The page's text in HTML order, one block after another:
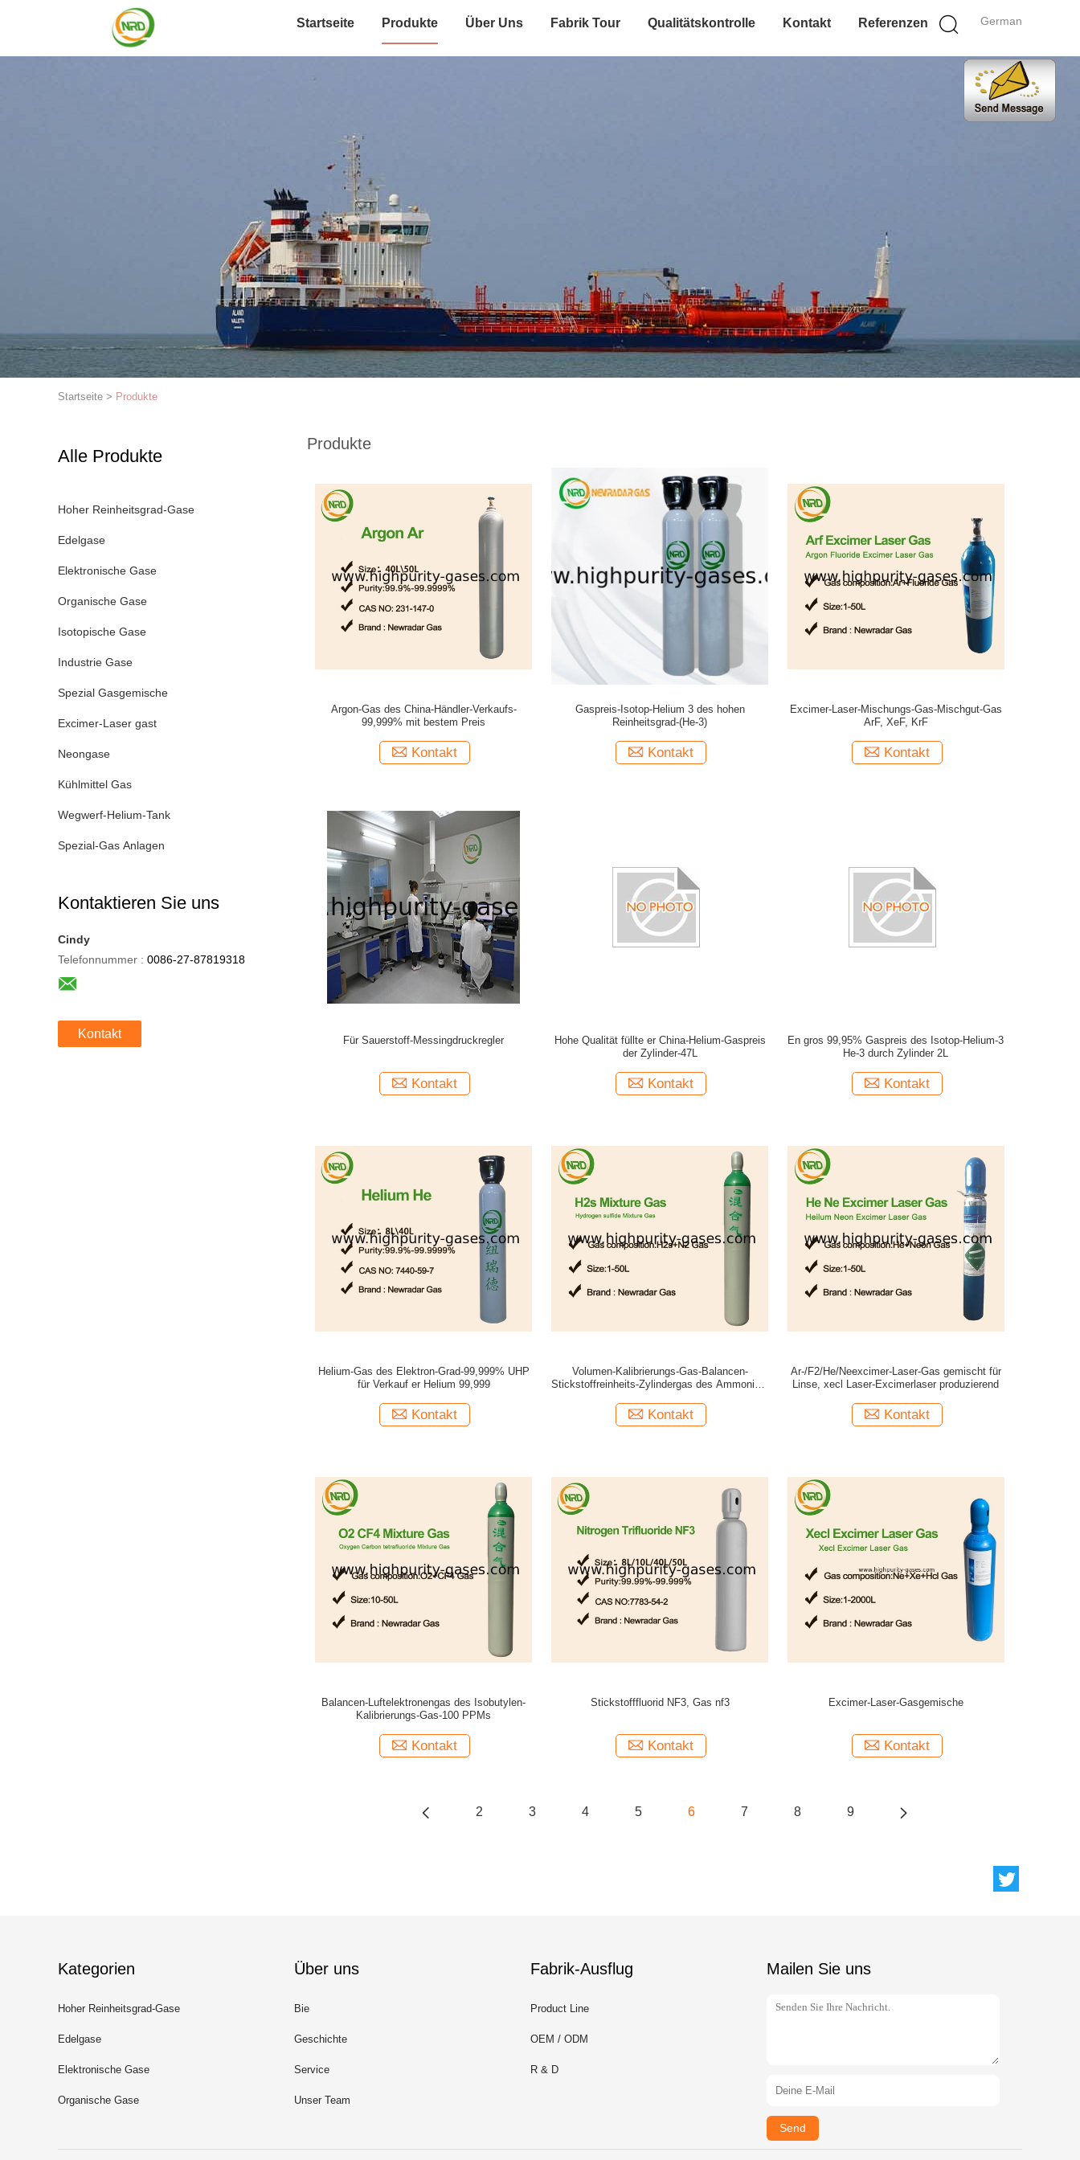
German
Startseite Produkte Über Uns Fabrik Tour Qualitätskontrolle Kontakt Referenzen
Startseite > Produkte
Alle Produkte
Hoher Reinheitsgrad-Gase
Edelgase
Elektronische Gase
Organische Gase
Isotopische Gase
Industrie Gase
Spezial Gasgemische
Excimer-Laser gast
Neongase
Kühlmittel Gas
Wegwerf-Helium-Tank
Spezial-Gas Anlagen
Kontaktieren Sie uns
Cindy
Telefonnummer : 0086-27-87819318
Kontakt
Produkte
Argon-Gas des China-Händler-Verkaufs-
99,999% mit bestem Preis
Kontakt
Gaspreis-Isotop-Helium 3 des hohen
Reinheitsgrad-(He-3)
Kontakt
Excimer-Laser-Mischungs-Gas-Mischgut-Gas
ArF, XeF, KrF
Kontakt
Für Sauerstoff-Messingdruckregler
Kontakt
Hohe Qualität füllte er China-Helium-Gaspreis
der Zylinder-47L
Kontakt
En gros 99,95% Gaspreis des Isotop-Helium-3
He-3 durch Zylinder 2L
Kontakt
Helium-Gas des Elektron-Grad-99,999% UHP
für Verkauf er Helium 99,999
Kontakt
Volumen-Kalibrierungs-Gas-Balancen-
Stickstoffreinheits-Zylindergas des Ammoniak-
Kontakt
Ar-/F2/He/Neexcimer-Laser-Gas gemischt für
Linse, xecl Laser-Excimerlaser produzierend
Kontakt
Balancen-Luftelektronengas des Isobutylen-
Kalibrierungs-Gas-100 PPMs
Kontakt
Stickstofffluorid NF3, Gas nf3
Kontakt
Excimer-Laser-Gasgemische
Kontakt
2 3 4 5 6 7 8 9
Kategorien
Hoher Reinheitsgrad-Gase
Edelgase
Elektronische Gase
Organische Gase
Über uns
Bie
Geschichte
Service
Unser Team
Fabrik-Ausflug
Product Line
OEM / ODM
R & D
Mailen Sie uns
Send